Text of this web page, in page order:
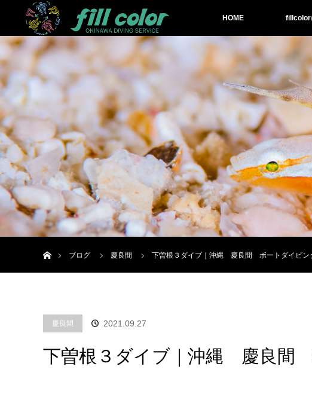
HOME fillcolor
ブログ
慶良間 下曽根３ダイブ｜沖縄 慶良間 ボートダイビン
慶良間 2021.09.27
下曽根３ダイブ｜沖縄 慶良間